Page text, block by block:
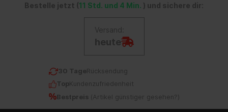
Bestelle jetzt (11 Std. und 4 Min. ) und sichere dir:
Versand:
heute
30 TageRücksendung
TopKundenzufriedenheit
Bestpreis ( Artikel günstiger gesehen? )